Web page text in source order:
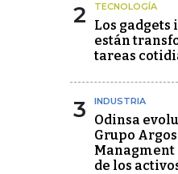
2 TECNOLOGÍA
Los gadgets
están
tareas
3 INDUSTRIA
Odinsa
Grupo
Managment
de los